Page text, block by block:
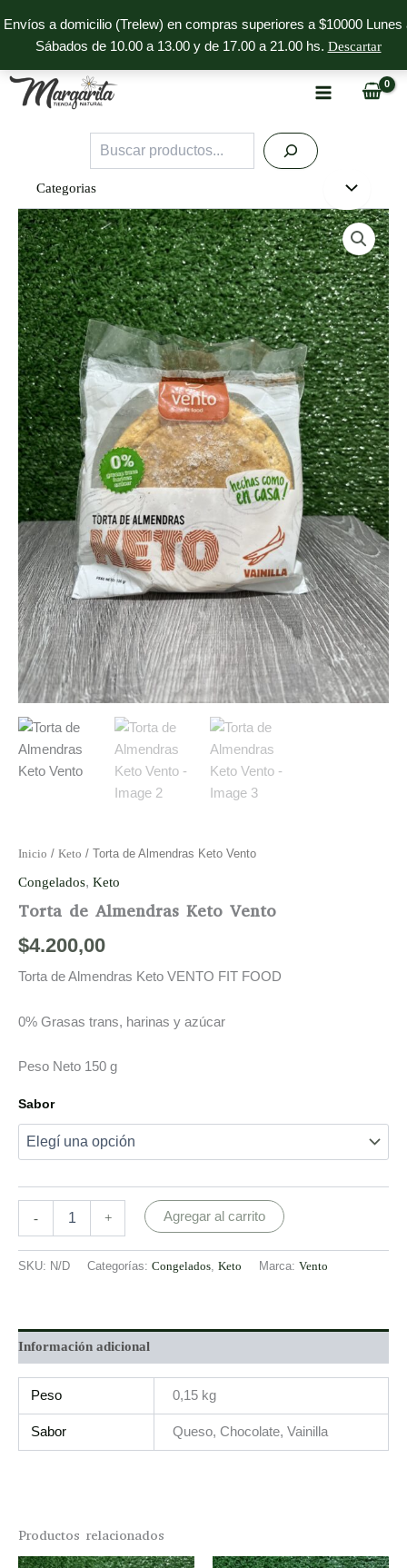
Envíos a domicilio (Trelew) en compras superiores a $10000 Lunes
Sábados de 10.00 a 13.00 y de 17.00 a 21.00 hs. Descartar
al
contenido
Buscar
Categorias
Inicio / Keto / Torta de Almendras Keto Vento
Congelados, Keto
Torta de Almendras Keto Vento
$4.200,00
Torta de Almendras Keto VENTO FIT FOOD
0% Grasas trans, harinas y azúcar
Peso Neto 150 g
Sabor
-
Torta
de
Almendras
Keto
Vento
cantidad
+ Agregar al carrito
SKU: N/D Categorías: Congelados, Keto Marca: Vento
Información adicional
Peso 0,15 kg
Sabor Queso, Chocolate, Vainilla
Productos relacionados